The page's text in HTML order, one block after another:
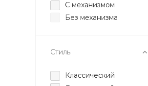
Дельфин
Еврокнижка
С механизмом
Без механизма
Стиль
Классический